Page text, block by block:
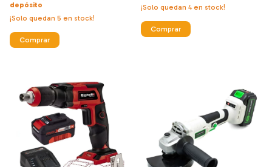
depósito
¡Solo quedan 5 en stock!
¡Solo quedan 4en stock!